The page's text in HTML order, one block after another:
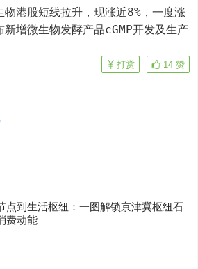
新增微生物发酵产品cGMP开发及生产
14 赞
打赏
点到生活枢纽：一图解锁京津冀枢纽石
费动能